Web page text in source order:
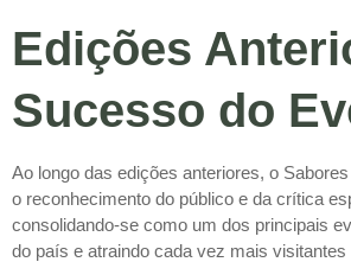
Edições
Sucesso do
Ao longo das edições anteriores, o
o reconhecimento do público e da crítica
consolidando-se como um dos principais
do país e atraindo cada vez mais